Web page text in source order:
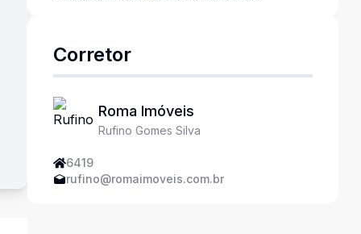
Corretor
Roma Imóveis
Rufino Gomes Silva
6419
rufino@romaimoveis.com.br